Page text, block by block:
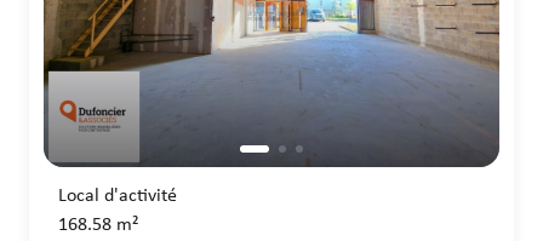
Local d'activité
168.58 m²